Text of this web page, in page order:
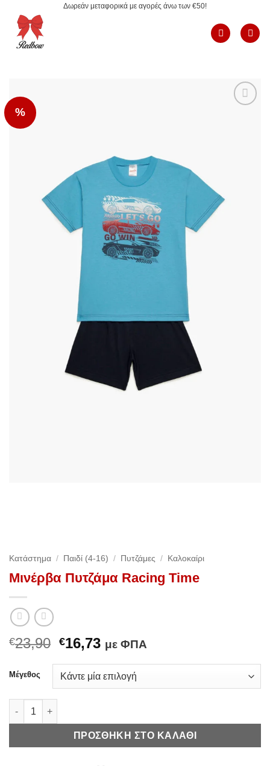
περιεχόμενο
Δωρεάν μεταφορικά με αγορές άνω των €50!
%
Κατάστημα / Παιδί (4-16) / Πυτζάμες / Καλοκαίρι
Μινέρβα Πυτζάμα Racing Time
€23,90 Original
was:
€23,90.
€16,73Η
τιμή
είναι:
με ΦΠΑ
Μέγεθος
Μινέρβα Πυτζάμα Racing Time ποσότητα
ΠΡΟΣΘΉΚΗ ΣΤΟ ΚΑΛΆΘΙ